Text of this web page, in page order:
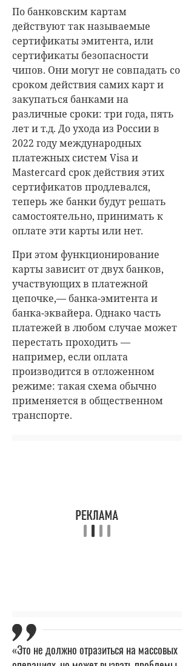
По банковским картам
действуют так называемые
сертификаты эмитента, или
сертификаты безопасности
чипов. Они могут не совпадать со
сроком действия самих карт и
закупаться банками на
различные сроки: три года, пять
лет и т.д. До ухода из России в
2022 году международных
платежных систем Visa и
Mastercard срок действия этих
сертификатов продлевался,
теперь же банки будут решать
самостоятельно, принимать к
оплате эти карты или нет.
При этом функционирование
карты зависит от двух банков,
участвующих в платежной
цепочке,— банка-эмитента и
банка-эквайера. Однако часть
платежей в любом случае может
перестать проходить —
например, если оплата
производится в отложенном
режиме: такая схема обычно
применяется в общественном
транспорте.
«Это не должно отразиться на массовых